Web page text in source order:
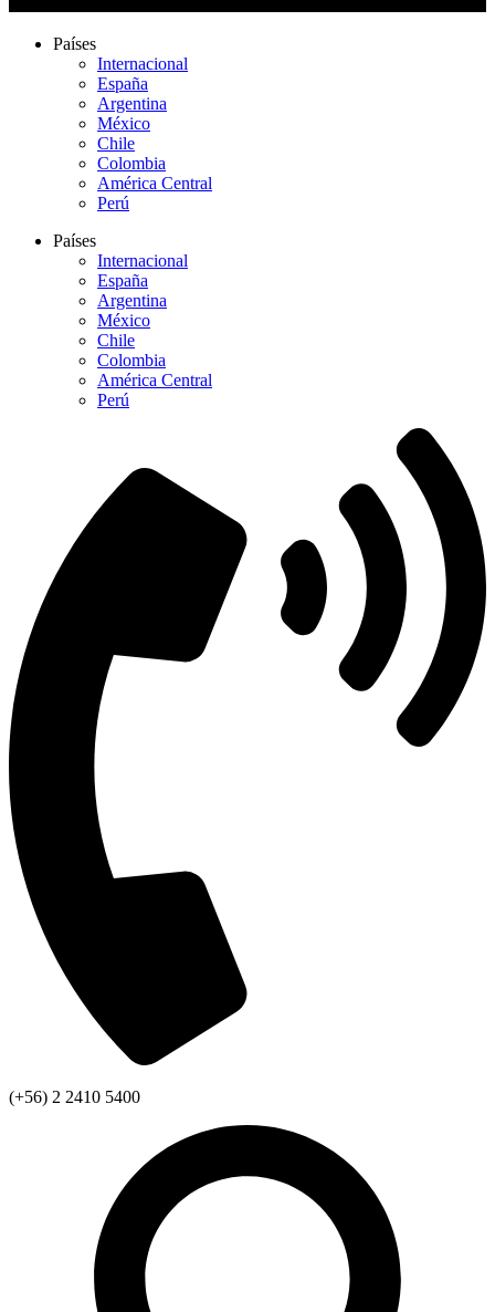
Países
Internacional
España
Argentina
México
Chile
Colombia
América Central
Perú
Países
Internacional
España
Argentina
México
Chile
Colombia
América Central
Perú
(+56) 2 2410 5400